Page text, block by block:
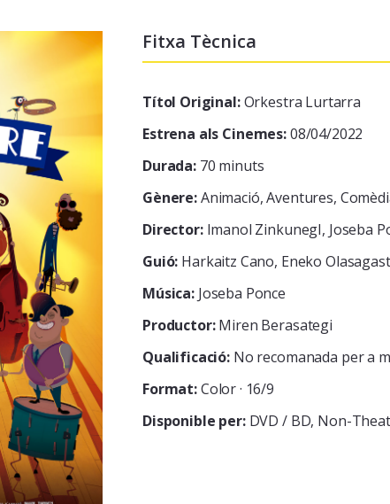
Fitxa Tècnica
Títol Original:Orkestra Lurtarra
Estrena als Cinemes:08/04/2022
Durada:70 minuts
Gènere:Animació, Aventures,
Director:Imanol ZinkunegI, Joseba
Guió: Harkaitz Cano, Eneko
Música:Joseba Ponce
Productor:Miren Berasategi
Qualificació: No recomanada per a
Format:Color · 16/9
Disponible per: DVD / BD Non-